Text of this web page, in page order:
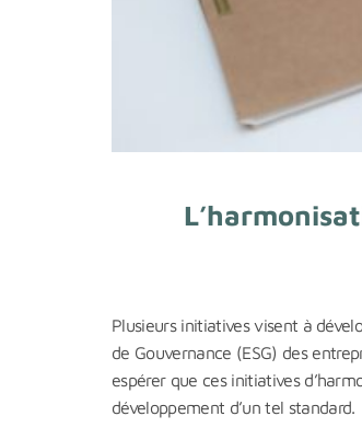
Plusieurs initiatives visent à
de Gouvernance (ESG) des
espérer que ces initiatives
développement d’un tel standard.